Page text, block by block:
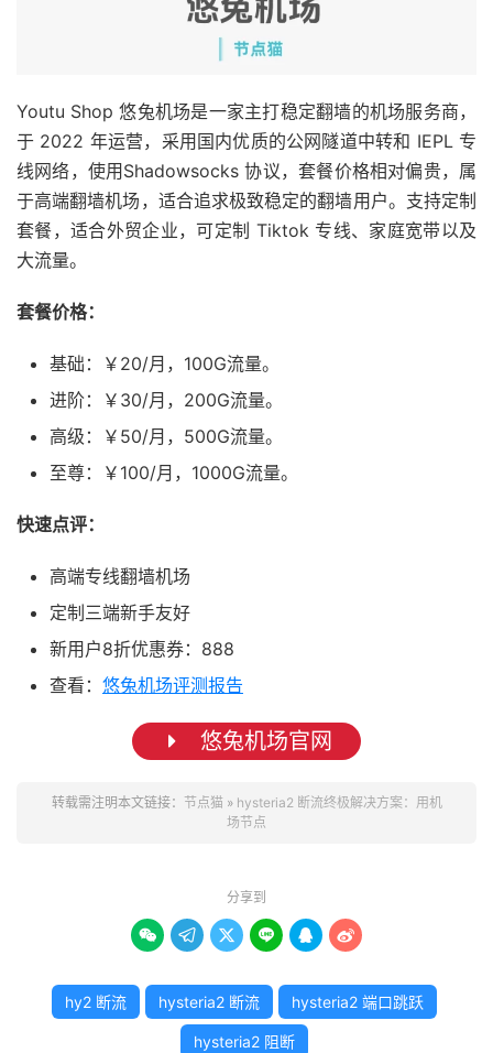
Youtu Shop 悠兔机场是一家主打稳定翻墙的机场服务商，
于 2022 年运营，采用国内优质的公网隧道中转和 IEPL 专
线网络，使用Shadowsocks 协议，套餐价格相对偏贵，属
于高端翻墙机场，适合追求极致稳定的翻墙用户。支持定制
套餐，适合外贸企业，可定制 Tiktok 专线、家庭宽带以及
大流量。
套餐价格：
基础：￥20/月，100G流量。
进阶：￥30/月，200G流量。
高级：￥50/月，500G流量。
至尊：￥100/月，1000G流量。
快速点评：
高端专线翻墙机场
定制三端新手友好
新用户8折优惠券：888
查看： 悠兔机场评测报告
悠兔机场官网
转载需注明本文链接： 节点猫 » hysteria2 断流终极解决方案：用机
场节点
分享到
     
hy2 断流 hysteria2 断流 hysteria2 端口跳跃
hysteria2 阻断